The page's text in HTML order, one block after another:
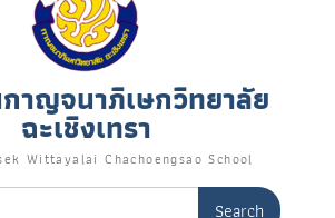
กาญจนาภิเษกวิทยาลัย
ฉะเชิงเทรา
Wittayalai Chachoengsao School